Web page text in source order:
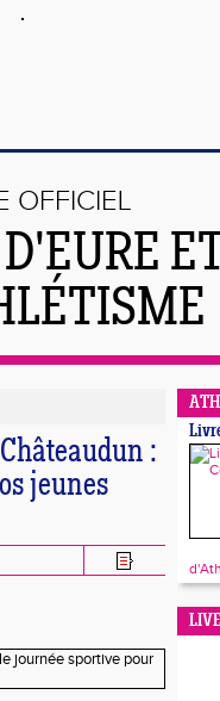
OFFICIEL
:
jeunes